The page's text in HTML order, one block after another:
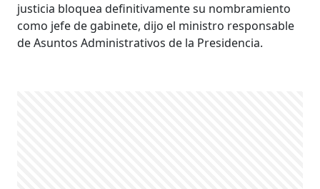
justicia bloquea definitivamente su nombramiento
como jefe de gabinete, dijo el ministro responsable
de Asuntos Administrativos de la Presidencia.